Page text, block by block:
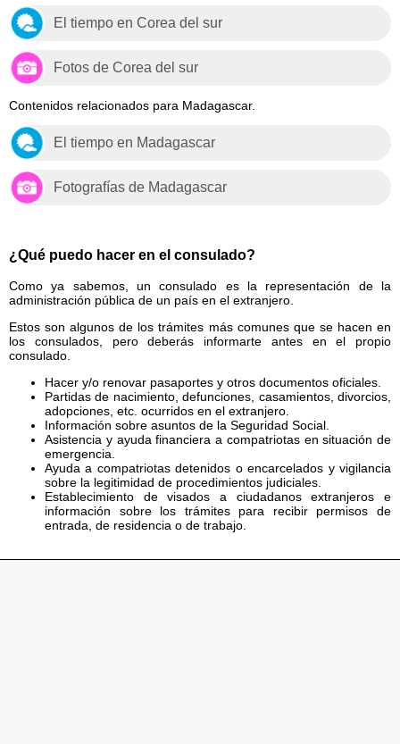
El tiempo en Corea del sur
Fotos de Corea del sur
Contenidos relacionados para Madagascar.
El tiempo en Madagascar
Fotografías de Madagascar
¿Qué puedo hacer en el consulado?
Como ya sabemos, un consulado es la representación de la
administración pública de un país en el extranjero.
Estos son algunos de los trámites más comunes que se hacen en
los consulados, pero deberás informarte antes en el propio
consulado.
Hacer y/o renovar pasaportes y otros documentos oficiales.
Partidas de nacimiento, defunciones, casamientos, divorcios,
adopciones, etc. ocurridos en el extranjero.
Información sobre asuntos de la Seguridad Social.
Asistencia y ayuda financiera a compatriotas en situación de
emergencia.
Ayuda a compatriotas detenidos o encarcelados y vigilancia
sobre la legitimidad de procedimientos judiciales.
Establecimiento de visados a ciudadanos extranjeros e
información sobre los trámites para recibir permisos de
entrada, de residencia o de trabajo.